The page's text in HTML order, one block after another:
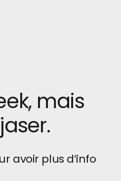
mais
avoir plus d’info